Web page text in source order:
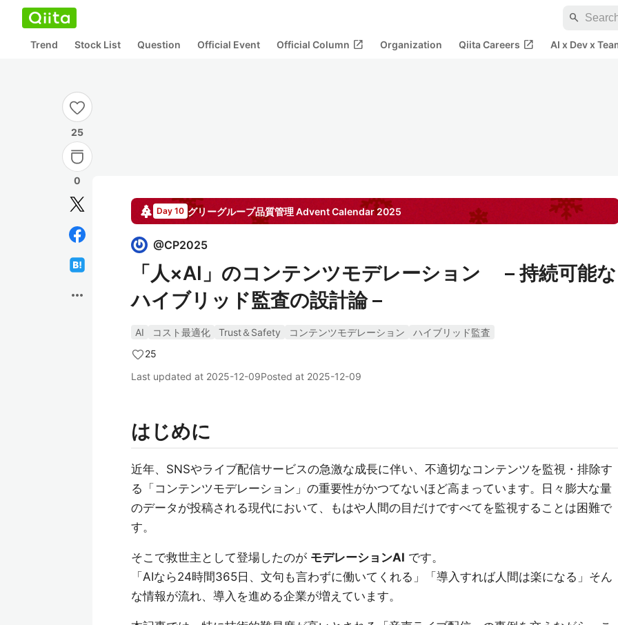
search
Trend Stock List Question Official Event Official Column open_in_new Organization Qiita Careers open_in_new AI x Dev x
25
0
more_horiz
Day 10 グリーグループ品質管理Advent Calendar 2025
@CP2025
「人×AI」のコンテンツモデレーション – 持続可能な
ハイブリッド監査の設計論 –
AI コスト最適化 Trust＆Safety コンテンツモデレーション
ハイブリッド監査
25
Last updated at 2025-12-09Posted at 2025-12-09
はじめに
近年、SNSやライブ配信サービスの急激な成長に伴い、不適切なコンテンツを監視・排除す
る「コンテンツモデレーション」の重要性がかつてないほど高まっています。日々膨大な量
のデータが投稿される現代において、もはや人間の目だけですべてを監視することは困難で
す。
そこで救世主として登場したのが モデレーションAI です。
「AIなら24時間365日、文句も言わずに働いてくれる」「導入すれば人間は楽になる」そん
な情報が流れ、導入を進める企業が増えています。